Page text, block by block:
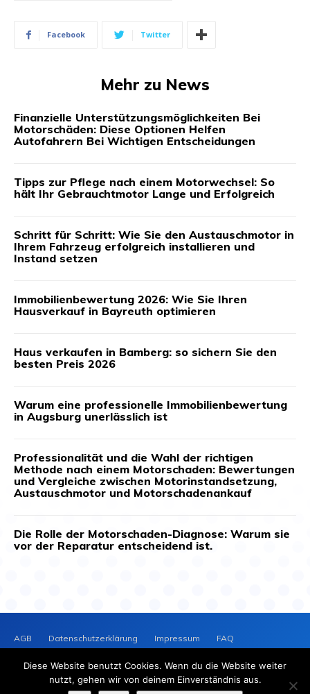
Facebook Twitter
Mehr zu News
Finanzielle Unterstützungsmöglichkeiten Bei
Motorschäden: Diese Optionen Helfen
Autofahrern Bei Wichtigen Entscheidungen
Tipps zur Pflege nach einem Motorwechsel: So
hält Ihr Gebrauchtmotor Lange und Erfolgreich
Schritt für Schritt: Wie Sie den Austauschmotor in
Ihrem Fahrzeug erfolgreich installieren und
Instand setzen
Immobilienbewertung 2026: Wie Sie Ihren
Hausverkauf in Bayreuth optimieren
Haus verkaufen in Bamberg: so sichern Sie den
besten Preis 2026
Warum eine professionelle Immobilienbewertung
in Augsburg unerlässlich ist
Professionalität und die Wahl der richtigen
Methode nach einem Motorschaden: Bewertungen
und Vergleiche zwischen Motorinstandsetzung,
Austauschmotor und Motorschadenankauf
Die Rolle der Motorschaden-Diagnose: Warum sie
vor der Reparatur entscheidend ist.
AGB Datenschutzerklärung Impressum
FAQ
PRESSEVERTEILERNEWS
Diese Website benutzt Cookies. Wenn du die Website weiter
nutzt, gehen wir von deinem Einverständnis aus.